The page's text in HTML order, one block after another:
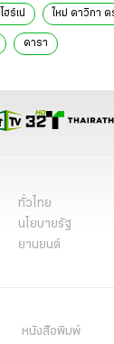
ฮร์เน่ ใหม่ ดาวิกา ด
ดารา
ทั่วไทย
นโยบายรัฐ
ยานยนต์
หนังสือพิมพ์